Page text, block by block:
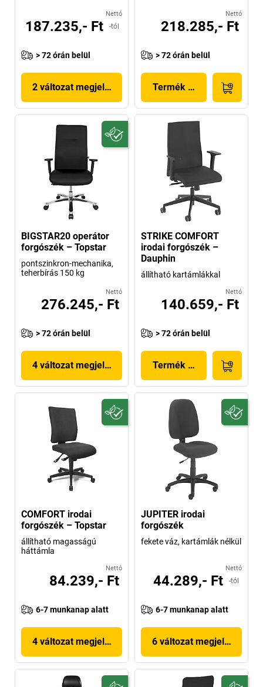
Nettó
187.235,- Ft -tól
> 72 órán belül
2 változat megjelenítése
Nettó
218.285,- Ft
> 72 órán belül
Termék megjelenítése
BIGSTAR20 operátor
forgószék – Topstar
pontszinkron-mechanika,
teherbírás 150 kg
Nettó
276.245,- Ft
> 72 órán belül
4 változat megjelenítése
STRIKE COMFORT
irodai forgószék –
Dauphin
állítható kartámlákkal
Nettó
140.659,- Ft
> 72 órán belül
Termék megjelenítése
COMFORT irodai
forgószék – Topstar
állítható magasságú
háttámla
Nettó
84.239,- Ft
6-7 munkanap alatt
4 változat megjelenítése
JUPITER irodai
forgószék
fekete váz, kartámlák nélkül
Nettó
44.289,- Ft -tól
6-7 munkanap alatt
6 változat megjelenítése